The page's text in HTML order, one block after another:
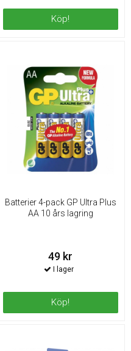
Köp!
Batterier 4-pack GP Ultra Plus
AA 10 års lagring
49 kr
Köp!